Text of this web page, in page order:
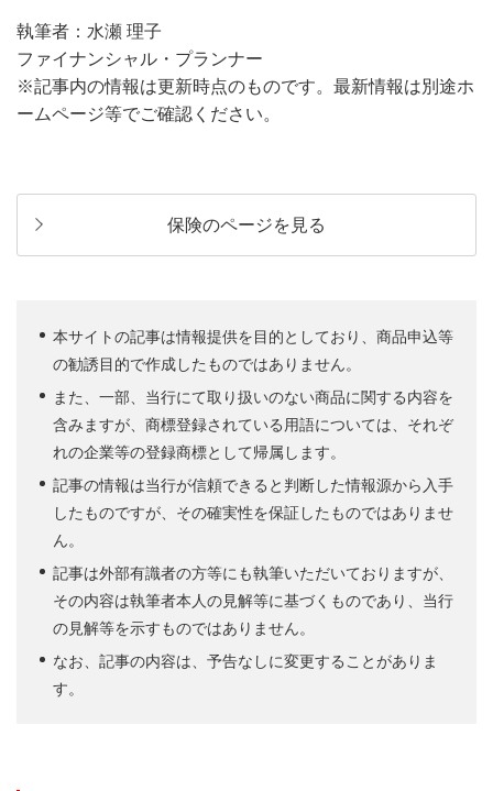
執筆者：水瀬 理子
ファイナンシャル・プランナー
※記事内の情報は更新時点のものです。最新情報は別途ホ
ームページ等でご確認ください。
保険のページを見る
本サイトの記事は情報提供を目的としており、商品申込等
の勧誘目的で作成したものではありません。
また、一部、当行にて取り扱いのない商品に関する内容を
含みますが、商標登録されている用語については、それぞ
れの企業等の登録商標として帰属します。
記事の情報は当行が信頼できると判断した情報源から入手
したものですが、その確実性を保証したものではありませ
ん。
記事は外部有識者の方等にも執筆いただいておりますが、
その内容は執筆者本人の見解等に基づくものであり、当行
の見解等を示すものではありません。
なお、記事の内容は、予告なしに変更することがありま
す。